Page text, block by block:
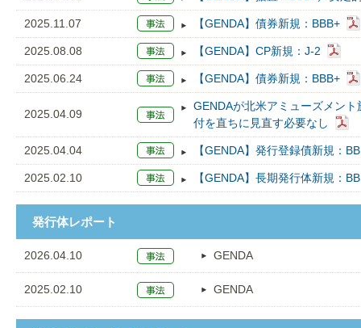
2025.11.07 【GENDA】債券新規：BBB+
2025.08.08 【GENDA】CP新規：J-2
2025.06.24 【GENDA】債券新規：BBB+
2025.04.09
GENDAが北米アミューズメン
付を直ちに見直す必要なし
2025.04.04 【GENDA】発行登録債新規：
2025.02.10 【GENDA】長期発行体新規：
発行体レポート
2026.04.10 GENDA
2025.02.10 GENDA